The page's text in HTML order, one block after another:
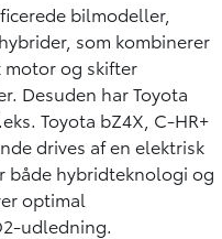
bilmodeller,
, som kombinerer
motor og skifter
Desuden harToyota
Toyota bZ4X, C-HR+
drives af en elektrisk
både hybridteknologi og
optimal
udledning.